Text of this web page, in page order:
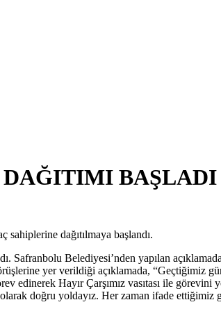
DAĞITIMI BAŞLADI
sahiplerine dağıtılmaya başlandı.
Safranbolu Belediyesi’nden yapılan
yer verildiği açıklamada, “Geçtiğimiz
edinerek Hayır Çarşımız vasıtası ile görevini
doğru yoldayız. Her zaman ifade